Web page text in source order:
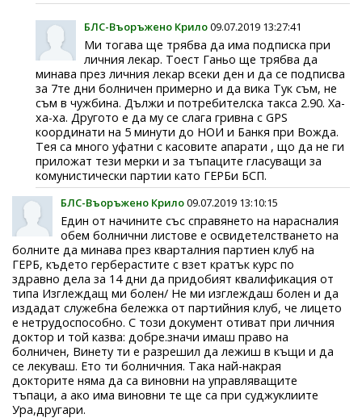
БЛС-Въоръжено Крило09.07.2019 13:27:41
Ми тогава ще трябва да има подписка при
личния лекар. Тоест Ганьо ще трябва да
минава през личния лекар всеки ден и да се подписва
за 7те дни болничен примерно и да вика Тук съм, не
съм в чужбина. Дължи и потребителска такса 2.90. Ха-
ха-ха. Другото е да му се слага гривна с GPS
координати на 5 минути до НОИ и Банкя при Вожда.
Тея са много уфатни с касовите апарати , що да не ги
приложат тези мерки и за тъпаците гласуващи за
комунистически партии като ГЕРБи БСП.
БЛС-Въоръжено Крило09.07.2019 13:10:15
Един от начините със справянето на нарасналия
обем болнични листове е освидетелстването на
болните да минава през кварталния партиен клуб на
ГЕРБ, където герберастите с взет кратък курс по
здравно дела за 14 дни да придобият квалификация от
типа Изглеждащ ми болен/ Не ми изглеждаш болен и да
издадат служебна бележка от партийния клуб, че лицето
е нетрудоспособно. С този документ отиват при личния
доктор и той казва: добре.значи имаш право на
болничен, Винету ти е разрешил да лежиш в къщи и да
се лекуваш. Ето ти болничния. Така най-накрая
докторите няма да са виновни на управляващите
тъпаци, а ако има виновни те ще са при суджуклиите
Ура,другари.